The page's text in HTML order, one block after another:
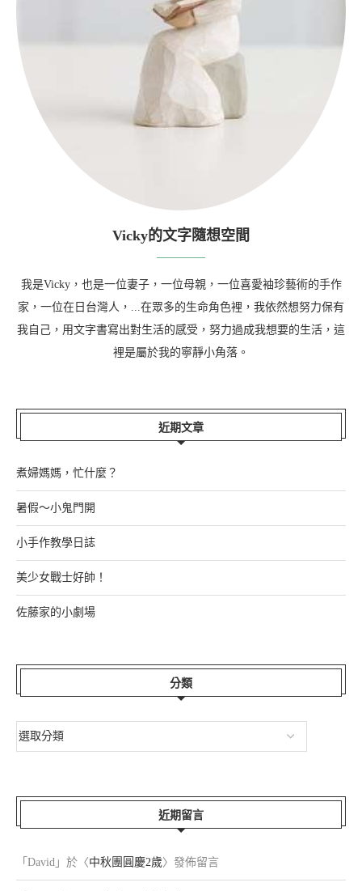
Vicky的文字隨想空間
我是Vicky，也是一位妻子，一位母親，一位喜愛袖珍藝術的手作
家，一位在日台灣人，...在眾多的生命角色裡，我依然想努力保有
我自己，用文字書寫出對生活的感受，努力過成我想要的生活，這
裡是屬於我的寧靜小角落。
近期文章
煮婦媽媽，忙什麼？
暑假～小鬼門開
小手作教學日誌
美少女戰士好帥！
佐藤家的小劇場
分類
近期留言
「 David 」於〈中秋團圓慶2歲〉發佈留言